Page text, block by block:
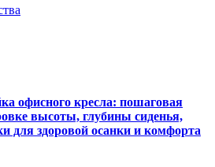
офисного кресла: пошаговая
высоты, глубины сиденья,
для здоровой осанки и комфорта